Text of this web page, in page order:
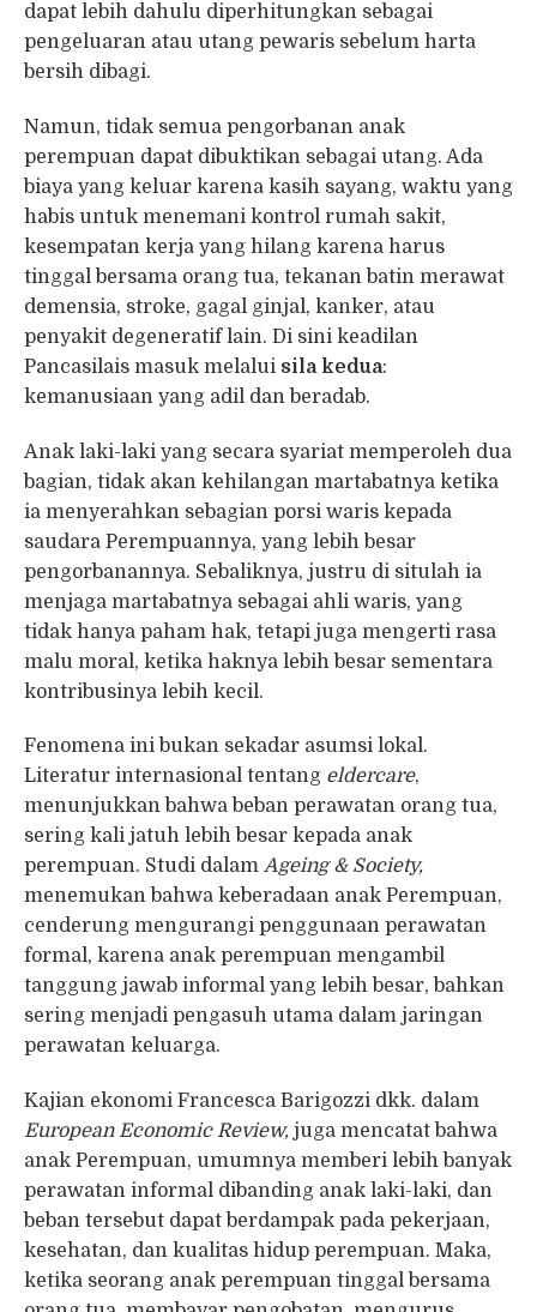
dapat lebih dahulu diperhitungkan sebagai
pengeluaran atau utang pewaris sebelum harta
bersih dibagi.
Namun, tidak semua pengorbanan anak
perempuan dapat dibuktikan sebagai utang. Ada
biaya yang keluar karena kasih sayang, waktu yang
habis untuk menemani kontrol rumah sakit,
kesempatan kerja yang hilang karena harus
tinggal bersama orang tua, tekanan batin merawat
demensia, stroke, gagal ginjal, kanker, atau
penyakit degeneratif lain. Di sini keadilan
Pancasilais masuk melalui sila kedua:
kemanusiaan yang adil dan beradab.
Anak laki-laki yang secara syariat memperoleh dua
bagian, tidak akan kehilangan martabatnya ketika
ia menyerahkan sebagian porsi waris kepada
saudara Perempuannya, yang lebih besar
pengorbanannya. Sebaliknya, justru di situlah ia
menjaga martabatnya sebagai ahli waris, yang
tidak hanya paham hak, tetapi juga mengerti rasa
malu moral, ketika haknya lebih besar sementara
kontribusinya lebih kecil.
Fenomena ini bukan sekadar asumsi lokal.
Literatur internasional tentang eldercare,
menunjukkan bahwa beban perawatan orang tua,
sering kali jatuh lebih besar kepada anak
perempuan. Studi dalam Ageing & Society,
menemukan bahwa keberadaan anak Perempuan,
cenderung mengurangi penggunaan perawatan
formal, karena anak perempuan mengambil
tanggung jawab informal yang lebih besar, bahkan
sering menjadi pengasuh utama dalam jaringan
perawatan keluarga.
Kajian ekonomi Francesca Barigozzi dkk. dalam
European Economic Review, juga mencatat bahwa
anak Perempuan, umumnya memberi lebih banyak
perawatan informal dibanding anak laki-laki, dan
beban tersebut dapat berdampak pada pekerjaan,
kesehatan, dan kualitas hidup perempuan. Maka,
ketika seorang anak perempuan tinggal bersama